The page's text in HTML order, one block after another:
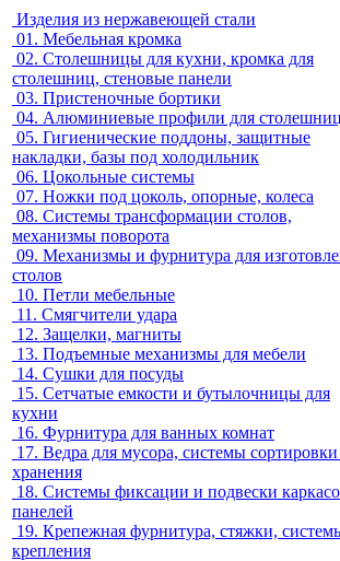
Изделия из нержавеющей стали
01. Мебельная кромка
02. Столешницы для кухни, кромка для
столешниц, стеновые панели
03. Пристеночные бортики
04. Алюминиевые профили для столешниц
05. Гигиенические поддоны, защитные
накладки, базы под холодильник
06. Цокольные системы
07. Ножки под цоколь, опорные, колеса
08. Системы трансформации столов,
механизмы поворота
09. Механизмы и фурнитура для
столов
10. Петли мебельные
11. Смягчители удара
12. Защелки, магниты
13. Подъемные механизмы для мебели
14. Сушки для посуды
15. Сетчатые емкости и бутылочницы для
кухни
16. Фурнитура для ванных комнат
17. Ведра для мусора, системы
хранения
18. Системы фиксации и подвески
панелей
19. Крепежная фурнитура, стяжки,
крепления